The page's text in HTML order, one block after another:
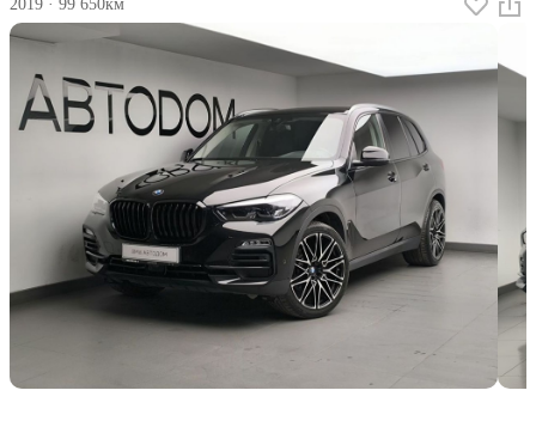
2019 · 99 650км